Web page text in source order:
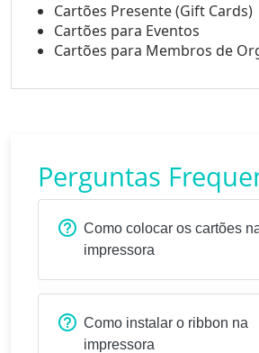
Cartões Presente (Gift Cards)
Cartões para Eventos
Cartões para Membros de
Perguntas
Como colocar os cartões
impressora
Como instalar o ribbon na
impressora